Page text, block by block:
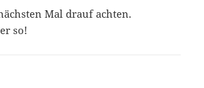
Mal drauf achten.
so!